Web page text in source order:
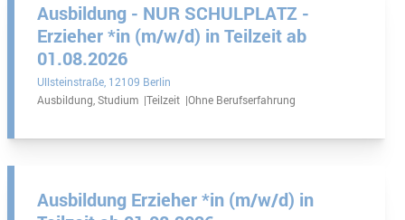
Ausbildung - NUR SCHULPLATZ -
Erzieher *in (m/w/d) in Teilzeit ab
01.08.2026
Ullsteinstraße 12109 Berlin
Ausbildung, Studium Teilzeit Ohne Berufserfahrung
Ausbildung Erzieher *in (m/w/d) in